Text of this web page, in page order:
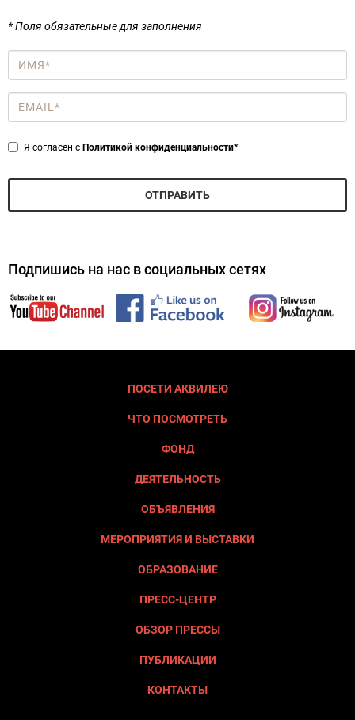
* Поля обязательные для заполнения
Имя
*
Email
*
Privacy
Я согласен с Политикой конфиденциальности*
ОТПРАВИТЬ
Подпишись на нас в социальных сетях
ПОСЕТИ АКВИЛЕЮ
ЧТО ПОСМОТРЕТЬ
ФОНД
ДЕЯТЕЛЬНОСТЬ
ОБЪЯВЛЕНИЯ
МЕРОПРИЯТИЯ И ВЫСТАВКИ
ОБРАЗОВАНИЕ
ПРЕСС-ЦЕНТР
ОБЗОР ПРЕССЫ
ПУБЛИКАЦИИ
КОНТАКТЫ